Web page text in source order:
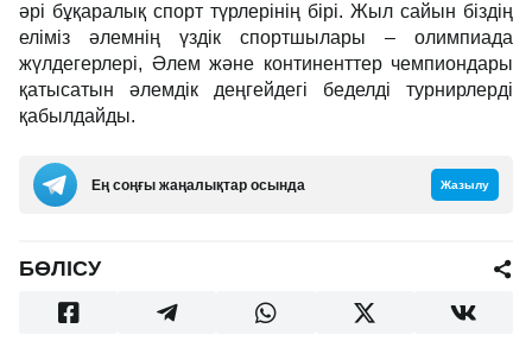
әрі бұқаралық спорт түрлерінің бірі. Жыл сайын біздің
еліміз әлемнің үздік спортшылары – олимпиада
жүлдегерлері, Әлем және континенттер чемпиондары
қатысатын әлемдік деңгейдегі беделді турнирлерді
қабылдайды.
Ең соңғы жаңалықтар осында Жазылу
БӨЛІСУ